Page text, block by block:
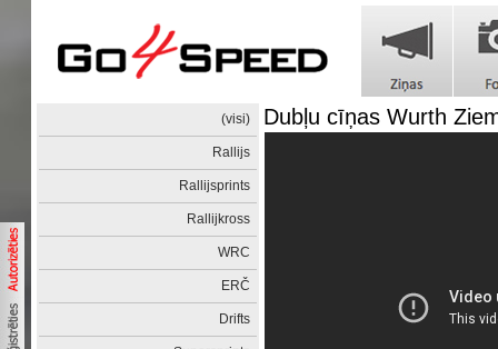
(visi)
Rallijs
Rallijsprints
Rallijkross
WRC
ERČ
Drifts
Dubļu cīņas Wurth